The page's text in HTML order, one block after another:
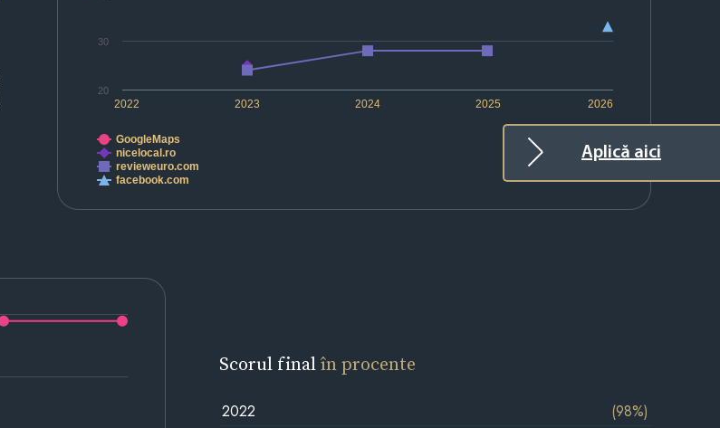
Aplică aici
2022 2023 2024 2025 2026
20
30
GoogleMaps
nicelocal.ro
revieweuro.com
facebook.com
Scorul finalîn procente
2022
(98%)